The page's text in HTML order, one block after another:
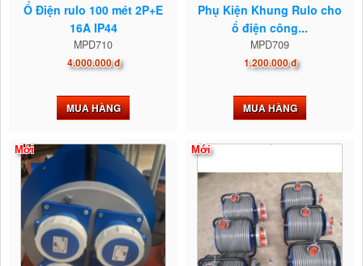
Ổ Điện rulo 100 mét 2P+E
16A IP44
MPD710
4.000.000 đ
MUA HÀNG
Phụ Kiện Khung Rulo cho
ổ điện công...
MPD709
1.200.000 đ
MUA HÀNG
Mới Mới